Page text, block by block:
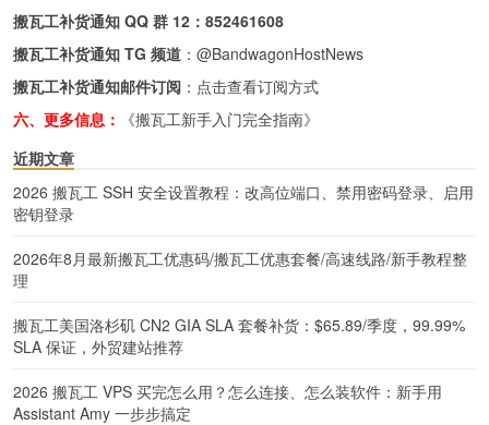
搬瓦工补货通知 QQ 群 12： 852461608
搬瓦工补货通知 TG 频道 ： @BandwagonHostNews
搬瓦工补货通知邮件订阅 ： 点击查看订阅方式
六、更多信息：
《搬瓦工新手入门完全指南》
近期文章
2026 搬瓦工 SSH 安全设置教程：改高位端口、禁用密码登录、启用
密钥登录
2026年8月最新搬瓦工优惠码/搬瓦工优惠套餐/高速线路/新手教程整
理
搬瓦工美国洛杉矶 CN2 GIA SLA 套餐补货：$65.89/季度，99.99%
SLA 保证，外贸建站推荐
2026 搬瓦工 VPS 买完怎么用？怎么连接、怎么装软件：新手用
Assistant Amy 一步步搞定